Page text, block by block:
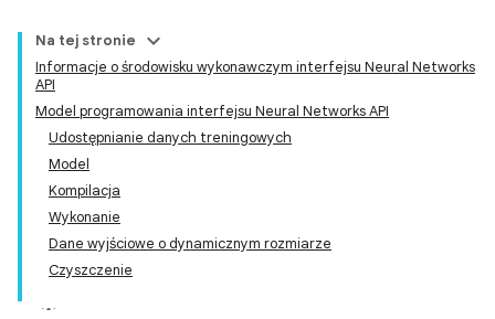
Na tej stronie
Informacje o środowisku wykonawczym interfejsu Neural Networks
API
Model programowania interfejsu Neural Networks API
Udostępnianie danych treningowych
Model
Kompilacja
Wykonanie
Dane wyjściowe o dynamicznym rozmiarze
Czyszczenie